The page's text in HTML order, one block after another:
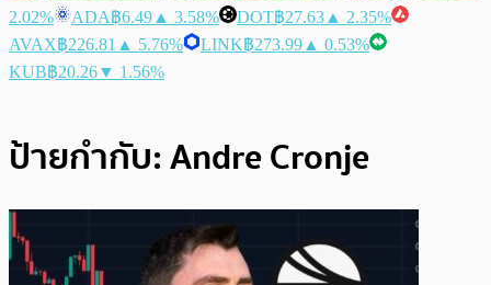
2.02%
ADA฿6.49 ▲ 3.58% DOT฿27.63 ▲ 2.35%
AVAX฿226.81 ▲ 5.76% LINK฿273.99 ▲ 0.53%
KUB฿20.26▼ 1.56%
ป้ายกำกับ:Andre Cronje